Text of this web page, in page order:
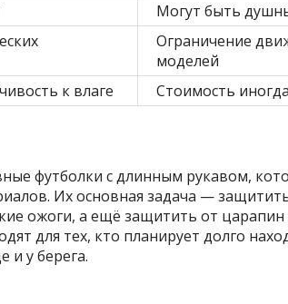
Могут быть
Ограничение
моделей
к влаге
Стоимость
футболки с длинным рукавом,
Их основная задача —
ожоги, а ещё защитить от царапин
для тех, кто планирует долго
и у берега.